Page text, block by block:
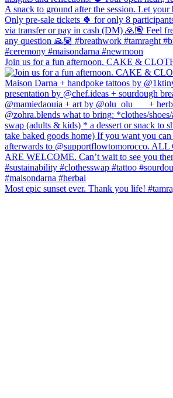
Join us for a fun afternoon. CAKE &
Most epic sunset ever. Thank you life!